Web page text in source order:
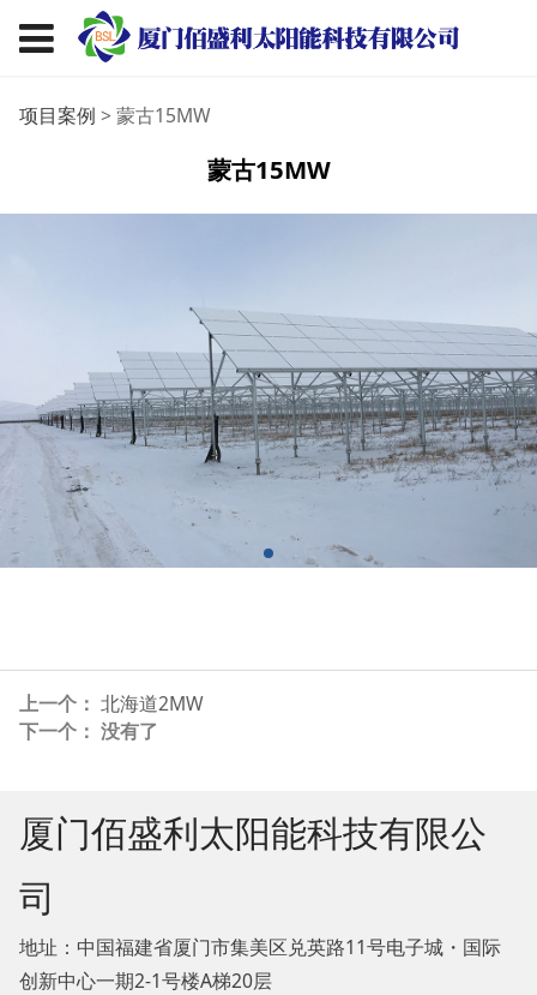
蒙古15MW
项目案例 > 蒙古15MW
蒙古15MW
上一个： 北海道2MW
下一个： 没有了
厦门佰盛利太阳能科技有限公
司
地址：中国福建省厦门市集美区兑英路11号电子城・国际
创新中心一期2-1号楼A梯20层